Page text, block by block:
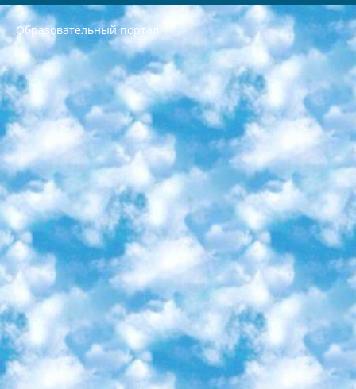
Образовательный портал
РЕСПУБЛИКА УЗБЕКИСТАН МИНИСТРЕРСТВО ДОШКОЛЬНОГО И ШКОЛЬНОГО ОБРАЗОВАНИЯ КОМАНДА в общеобразовательных учреждениях в 2023-2024 учебном году организация и проведение итоговой государственной аттестации обучающихся о Министра дошкольного и школьного образования Республики Узбекистан от 4 марта 2008 года (постановлением Минюста от 20 марта 2008 года № 1778 государственной регистрации) «Итоговое состояние учащихся общего среднего образования на основании положения об утверждении положения об аттестации общего среднего образования выпускной экзамен студентов в образовательных учреждениях в 2023-2024 учебном году В целях организации и прохождения аттестации приказываю: 1. Следующее: перечень предметов, по которым будет проводиться итоговая государственная аттестация и экзамен формы перевода согласно приложению 1; сертификаты международного образца, оценивающие уровень владения иностранными языками перечень согласно приложению 2; 2. Педагогический при специализированных образовательных учреждениях. научно-практический центр квалификации и международной оценки (Д.Давидова) 2024 г. До 25 марта: задания по предметам, по которым будет проводиться итоговая аттестация разработка и утверждение технических условий; итоговая аттестация на основании разработанного предметного задания разработка вопросов по предметам (устно и письменно), экзамен передача; общеобразовательные средние школы и специальные учебные заведения учащиеся выпускных классов школ и интернатов в агентской системе подготовка базы данных экзаменационных материалов и критериев оценки; перевод базы экзаменационных материалов на все языки обучения подать в Республиканский образовательный центр для изготовления; варианты экзаменов на основе разработанных контрольных материалов пусть будут поставлены задачи формирования. 3. Республиканский образовательный центр (Ш.Худайкулов) до 5 апреля 2024 года. до: база данных предоставленных экзаменационных материалов на все языки обучения перевод и экспертиза; для слепых, слабовидящих, глухих, слабослышащих и умственно отсталых детей учащиеся выпускных классов специализированных школ и школ-интернатов база данных экзаменационных материалов на всех преподаваемых языках подготовка критериев оценки; специализированные школы для умственно отсталых детей и технологии для учащихся выпускных классов школ-интернатов разработка соответствующих рекомендаций и критериев проведения ЕГЭ по естествознанию давать задания. 4. Педагогический при специализированных образовательных учреждениях. Научно-практический центр навыков и международной оценки (Д.Давидова), Республика образовательный центр (Худайкулов Ш.) итоговый государственный аттестационный экзамен ориентирован на творческое и логическое мышление при подготовке базы материалов учитывать введение заданий. 5. Следует отметить, что: сертификат государственного образца о знании общеобразовательного предмета и как минимум национальный уровень B1 по предметам на иностранных языках, указанным в Приложении 2. или международно признанный сертификат эквивалентного уровня студенты, изучающие определенный предмет, освобождаются от экзамена; по соответствующим предметам запланирована итоговая государственная аттестация за день до дня, путем жеребьевки Рабочей группой (в письменной форме по предметам, проводимым в форме) из числа сформированных вариантов выбрано 2 варианта; 2 выбранных варианта экзамена анонсированы на официальном сайте министерства и все выпускники по всей стране на основе этих вариантов проводит итоговую государственную аттестацию. 6. Государственное образование учащихся средних общеобразовательных учреждений. знания в соответствии с квалификационными требованиями, которые необходимо приобрести на основании стандартов итоговый (выпускной) контроль для 9 и 11 классов в целях тестирования Экзамены (далее – экзамены) состоят из предметов, перечисленных в приложении 1. будет сделано. 7. Экзамены пройдут с 26 мая по 15 июня 2024 г. (кроме науки физического воспитания). 8. Физическая для учащихся 9 классов общесредних образовательных учреждений. Экзамены по предмету «Образование, квалификация медицина» 1-6 мая 2024 года. сотрудники перевести под присмотр (с отклонениями в физическом или умственном развитии) специализированная школа для детей, школы-интернаты и со сколиозом школы-интернаты санаторного типа для больных детей исключены). 9. Он был слепым, слабовидящим и имел нарушения опорно-двигательного аппарата. экзамены в специализированных школах и интернатах для детей должны проводиться исходя из требований, предъявляемых к общеобразовательным учреждениям (физкультура кроме науки). 10. Специализированная школа для глухих и слабослышащих детей. и экзамены в интернатах и быть реализован в виде письменного теста по математике. 11. Специальность для умственно отсталых детей. Для 9 класса Родной язык и литературное письмо Государственный язык (язык обучения – узбекский). для неклассов) написано Математическое письмо Письменная/устная история Узбекистана Физическое воспитание практично Итоговый контроль Для 11 класса Написание родного языка и литературы (эссе) Математическое письмо Узбекский язык (обучение на узбекском языке) не посещающее общее среднее образование для учреждений)/Образовательное учреждение выбор письменный и устный Иностранный язык письменный/устный Письменная/устная история Узбекистана *По выбору студента:  Химия  Физика  Основы государственного права  География 10 бесплатных образовательных ресурсов - Мы составили подборку онлайн-проектов с интерактивными упражнениями, видеолекциями и статьями. Они помогут вам обрести новые и освежить старые знания бесплатно. 1. «ИНТУИТ» Старейшая образовательная площадка Рунета. Здесь вы найдёте сотни текстовых и видеокурсов на десятки различных тем — от программирования до психологии. Многие курсы подготовлены российскими университетами и крупными международными компаниями вроде Intel и Microsoft. Самостоятельное обучение бесплатное, но желающие могут оплатить услуги персональных наставников. 2. «Смартия» знакомит с актуальными профессиями и подсказывает, как им обучаться. Выбрав заинтересовавшую вас специальность — SMM-специалист, фотограф, веб-дизайнер или другую, — увидите список необходимых для неё умений. Чтобы вы могли освоить их самостоятельно, для каждого умения площадка отображает подборку ссылок на учебные материалы. Хотя «Смартия» ориентируется на русскоязычную аудиторию, часть контента всё же доступна только на английском. 3. «Лекторий Физтеха» Проект Московского физико-технического института (Физтеха). С его помощью вы можете смотреть онлайн серии лекций, записанные на видео в этом вузе. В числе доступных предметов — физика, биология, химия, информационные технологии и другие. К некоторым лекциям администрация ресурса прилагает готовые конспекты, которые можно скачивать в PDF-формате. 4. ITMOcourses Онлайн-площадка Санкт-Петербургского национального исследовательского университета информационных технологий, механики и оптики (ИТМО). Ресурс предоставляет свободный доступ к курсам, разработанным в этом вузе. Каталог материалов разбит на четыре категории: «Оптические системы и технологии», «Приборостроение и робототехника», «Информационные технологии» и «Биотехнологии». Курсы состоят из видеолекций, интерактивных демонстраций и заданий. 5. «КиберЛенинка» Электронная научная библиотека открытого доступа. Каталог площадки регулярно обрастает текстами статей из различных научных изданий. Сгруппированные по журналам и рубрикам публикации можно читать онлайн или скачивать целиком в PDF-формате. Проект нацелен на популяризацию науки за счёт открытого доступа к качественной информации. 6. «ПостНаука» На этом ресурсе публикуют подборки видеолекций, составленные экспертами из разных отраслей и объединённые общими темами. Среди них, к примеру, есть серии «Биоинформатика и геномика», «Культура средневековой Скандинавии» и Cinema Studies о теории кино. Каждая подборка лекций — логически связанная история, рассказанная экспертом от первого лица. Кроме того, на сайте появляются научно-образовательные статьи и тесты на разные темы. 7. «Newочём» Команда проекта «Newочём» отбирает самые интересные тексты из англоязычных СМИ и переводит те из них, за которые голосуют участники сообщества «ВКонтакте». По большей части это научно-популярные статьи. Редакторы придумывают лишь заголовки, в остальном содержание переводов соответствует оригиналам. Полные тексты можно читать прямо в социальной сети. 8. InternetUrok Онлайн-база материалов по основным дисциплинам школьной программы. Информация на сайте структурирована по классам, предметам и темам (урокам). Каждый урок состоит из видеолекций и конспектов. Есть также интерактивные тренажёры и тесты для закрепления пройденного материала. Даже если вы давно окончили школу, возможность повторить программу старших классов всегда может пригодиться. 9. Edutainme Ещё один ресурс об образовании. В отличие от Newtonew, как мне кажется, Edutainme больше ориентируется на представителей индустрии: педагогов, предпринимателей, разработчиков образовательных проектов. Но и любой, кто просто стремится к саморазвитию, найдёт на сайте много полезного и интересного для себя. Например, информацию о новых курсах и образовательных сервисах. 10. Newtonew Онлайн-медиа об образовании и обучении в широком смысле. Авторы Newtonew пишут об инструментах, заведениях, тактиках и стратегиях, которые помогают учить других и получать новые знания самостоятельно. На этой площадке вы найдёте новости, обзоры, аналитические мат